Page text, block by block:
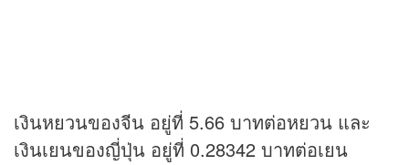
เงินหยวนของจีน อยู่ที่ 5.66 บาทต่อหยวน และ
เงินเยนของญี่ปุ่น อยู่ที่ 0.28342 บาทต่อเยน